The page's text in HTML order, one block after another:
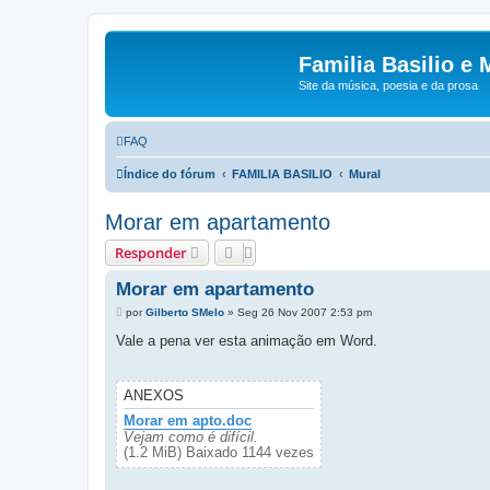
Familia Basilio e
Site da música, poesia e da prosa
FAQ
Índice do fórum FAMILIA BASILIO Mural
Morar em apartamento
Responder
Morar em apartamento
M
n
e
m
porGilberto SMelo » Seg 26 Nov 2007 2:53 pm
Vale a pena ver esta animação em Word.
ANEXOS
Morar em apto.doc
Vejam como é difícil.
(1.2 MiB) Baixado 1144 vezes